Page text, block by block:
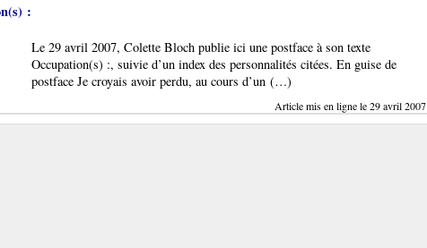
:
Le 29 avril 2007, Colette Bloch publie ici une postface à son texte
Occupation(s) :, suivie d’un index des personnalités citées. En guise de
postface Je croyais avoir perdu, au cours d’un (…)
Article mis en ligne le 29 avril 2007